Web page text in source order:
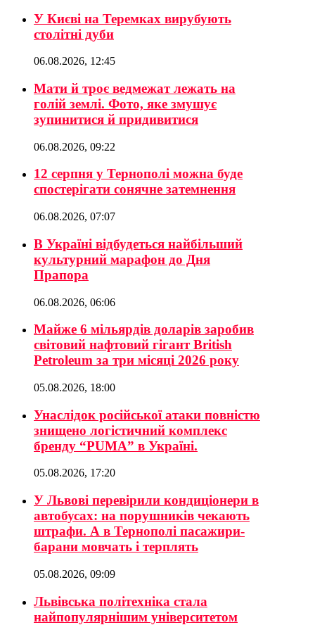
У Києві на Теремках вирубують
столітні дуби
06.08.2026, 12:45
Мати й троє ведмежат лежать на
голій землі. Фото, яке змушує
зупинитися й придивитися
06.08.2026, 09:22
12 серпня у Тернополі можна буде
спостерігати сонячне затемнення
06.08.2026, 07:07
В Україні відбудеться найбільший
культурний марафон до Дня
Прапора
06.08.2026, 06:06
Майже 6 мільярдів доларів заробив
світовий нафтовий гігант British
Petroleum за три місяці 2026 року
05.08.2026, 18:00
Унаслідок російської атаки повністю
знищено логістичний комплекс
бренду “PUMA” в Україні.
05.08.2026, 17:20
У Львові перевірили кондиціонери в
автобусах: на порушників чекають
штрафи. А в Тернополі пасажири-
барани мовчать і терплять
05.08.2026, 09:09
Львівська політехніка стала
найпопулярнішим університетом